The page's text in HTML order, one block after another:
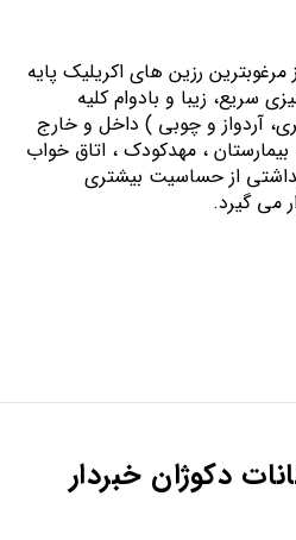
رزين هاي اكريليك پايه
سریع، زیبا و بادوام کلیه
آردواز و چوبی ) داخل و خارج
، بيمارستان ، مهدكودك ، اتاق خواب
از حساسيت بيشتري
می گیرد.
دکوژان خبردار